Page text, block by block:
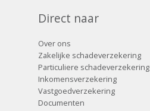
Direct naar
Over ons
Zakelijke schadeverzekering
Particuliere schadeverzekering
Inkomensverzekering
Vastgoedverzekering
Documenten